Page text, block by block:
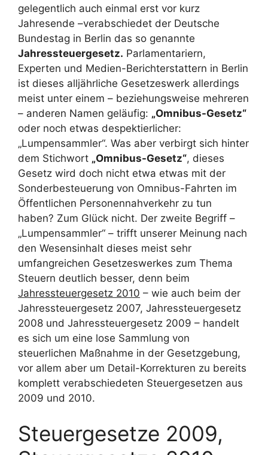
gelegentlich auch einmal erst vor kurz
Jahresende –verabschiedet der Deutsche
Bundestag in Berlin das so genannte
Jahressteuergesetz. Parlamentariern,
Experten und Medien-Berichterstattern in Berlin
ist dieses alljährliche Gesetzeswerk allerdings
meist unter einem – beziehungsweise mehreren
– anderen Namen geläufig: „Omnibus-Gesetz“
oder noch etwas despektierlicher:
„Lumpensammler“. Was aber verbirgt sich hinter
dem Stichwort „Omnibus-Gesetz“, dieses
Gesetz wird doch nicht etwa etwas mit der
Sonderbesteuerung von Omnibus-Fahrten im
Öffentlichen Personennahverkehr zu tun
haben? Zum Glück nicht. Der zweite Begriff –
„Lumpensammler“ – trifft unserer Meinung nach
den Wesensinhalt dieses meist sehr
umfangreichen Gesetzeswerkes zum Thema
Steuern deutlich besser, denn beim
Jahressteuergesetz 2010 – wie auch beim der
Jahressteuergesetz 2007, Jahressteuergesetz
2008 und Jahressteuergesetz 2009 – handelt
es sich um eine lose Sammlung von
steuerlichen Maßnahme in der Gesetzgebung,
vor allem aber um Detail-Korrekturen zu bereits
komplett verabschiedeten Steuergesetzen aus
2009 und 2010.
Steuergesetze 2009,